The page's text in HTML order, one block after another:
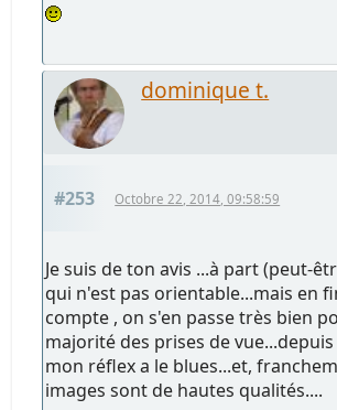
dominique t.
#253 Octobre 22, 2014, 09:58:59
Je suis de ton avis ...à part (peut-
qui n'est pas orientable...mais en
compte , on s'en passe très bien
majorité des prises de vue...depuis
mon réflex a le blues...et,
images sont de hautes qualités....